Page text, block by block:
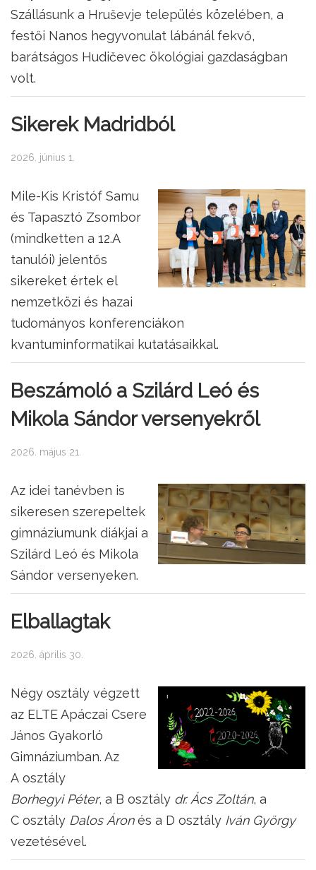
Szállásunk a Hruševje település közelében, a
festői Nanos hegyvonulat lábánál fekvő,
barátságos Hudičevec ökológiai gazdaságban
volt.
Sikerek Madridból
2026. június 1.
Mile-Kis Kristóf Samu
és Tapasztó Zsombor
(mindketten a 12.A
tanulói) jelentős
sikereket értek el
nemzetközi és hazai
tudományos konferenciákon
kvantuminformatikai kutatásaikkal.
Beszámoló a Szilárd Leó és
Mikola Sándor versenyekről
2026. május 21.
Az idei tanévben is
sikeresen szerepeltek
gimnáziumunk diákjai a
Szilárd Leó és Mikola
Sándor versenyeken.
Elballagtak
2026. április 30.
Négy osztály végzett
az ELTE Apáczai Csere
János Gyakorló
Gimnáziumban. Az
A osztály
Borhegyi Péter, a B osztály dr. Ács Zoltán, a
C osztály Dalos Áronés a D osztály Iván György
vezetésével.